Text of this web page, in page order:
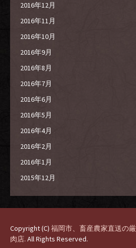
2016年12月
2016年11月
2016年10月
2016年9月
2016年8月
2016年7月
2016年6月
2016年5月
2016年4月
2016年2月
2016年1月
2015年12月
Copyright (C) 福岡市、畜産農家直送の
肉店. All Rights Reserved.